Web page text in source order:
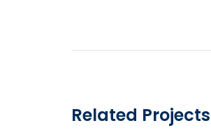
articoli
Related Projects